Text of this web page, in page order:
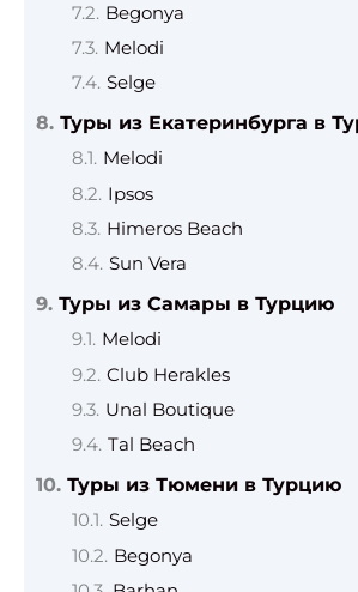
Begonya
Melodi
Selge
Туры из Екатеринбурга в
Melodi
Ipsos
Himeros Beach
Sun Vera
Туры из Самары в Турцию
Melodi
Club Herakles
Unal Boutique
Tal Beach
Туры из Тюмени в Турцию
Selge
Begonya